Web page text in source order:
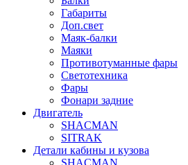
Габариты
Доп.свет
Маяк-балки
Маяки
Противотуманные фары
Светотехника
Фары
Фонари задние
Двигатель
SHACMAN
SITRAK
Детали кабины и кузова
SHACMAN